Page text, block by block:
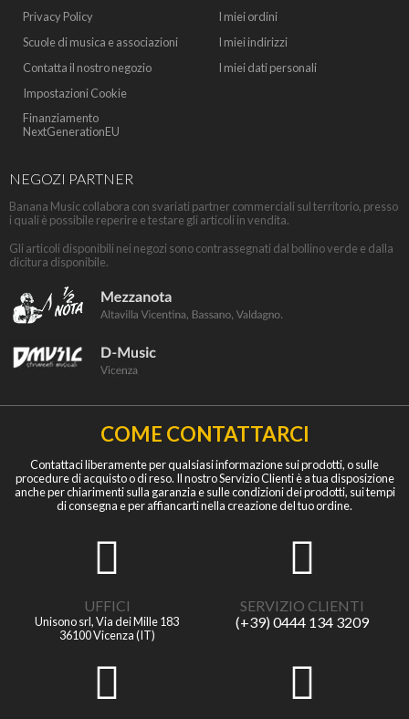
Privacy Policy
Scuole di musica e associazioni
Contatta il nostro negozio
Impostazioni Cookie
Finanziamento
NextGenerationEU
I miei ordini
I miei indirizzi
I miei dati personali
NEGOZI PARTNER
Banana Music collabora con svariati partner commerciali sul territorio, presso
i quali è possibile reperire e testare gli articoli in vendita.
Gli articoli disponibili nei negozi sono contrassegnati dal bollino verde e dalla
dicitura disponibile.
COME CONTATTARCI
Contattaci liberamente per qualsiasi informazione sui prodotti, o sulle
procedure di acquisto o di reso. Il nostro Servizio Clienti è a tua disposizione
anche per chiarimenti sulla garanzia e sulle condizioni dei prodotti, sui tempi
di consegna e per affiancarti nella creazione del tuo ordine.
UFFICI
Unisono srl, Via dei Mille 183
36100 Vicenza (IT)
SERVIZIO CLIENTI
(+39) 0444 134 3209